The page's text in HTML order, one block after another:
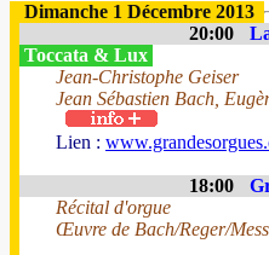
Dimanche 1 Décembre 2013
20:00
Toccata & Lux
Jean-Christophe Geiser
Jean Sébastien Bach,
Lien :
18:00
Récital d'orgue
Œuvre de Bach/Reger/